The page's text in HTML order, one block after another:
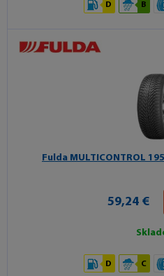
D B
Fulda MULTICONTROL
59,24 €
D C